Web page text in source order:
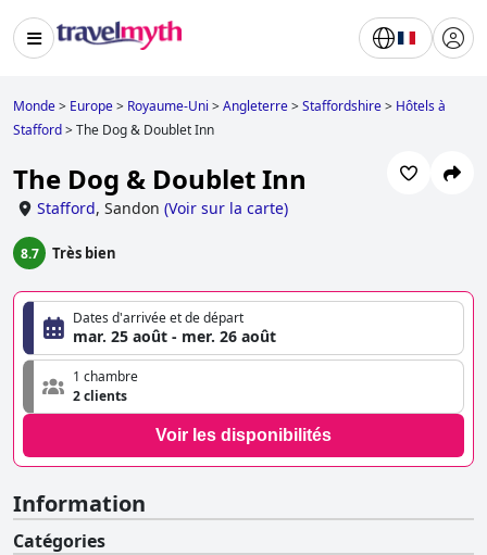
Monde> Europe> Royaume-Uni >Angleterre>Staffordshire> Hôtels à
Stafford>The Dog & Doublet Inn
The Dog & Doublet Inn
Stafford, Sandon (Voir sur la carte)
8.7 Très bien
Dates d'arrivée et de départ
mar. 25 août - mer. 26 août
1 chambre
2 clients
Voir les disponibilités
Information
Catégories